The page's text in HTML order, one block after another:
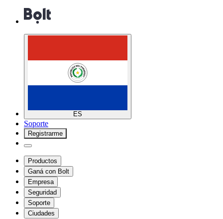
ES
Soporte
Registrarme
Productos
Ganá con Bolt
Empresa
Seguridad
Soporte
Ciudades